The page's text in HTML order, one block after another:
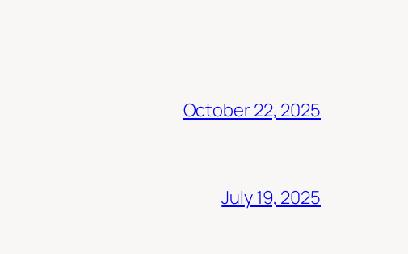
October 22, 2025
July 19, 2025